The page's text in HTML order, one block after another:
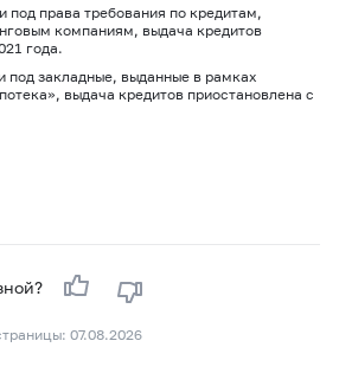
под права требования по кредитам,
компаниям, выдача кредитов
года.
под закладные, выданные в рамках
выдача кредитов приостановлена с
07.08.2026